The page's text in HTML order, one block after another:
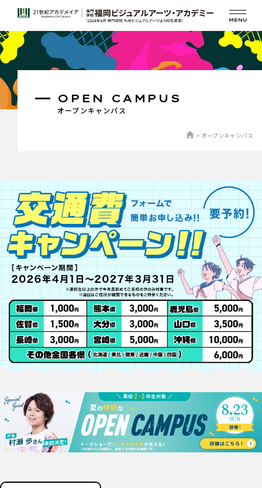
オープンキャンパス
OPEN CAMPUS
オープンキャンパス